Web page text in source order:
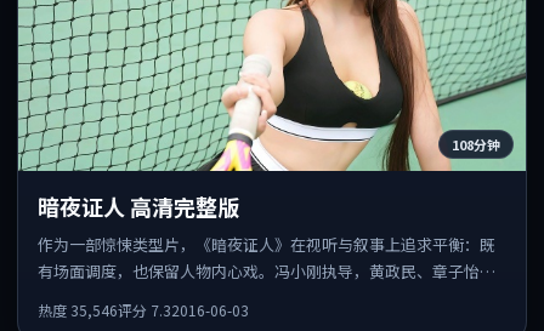
108分钟
暗夜证人 高清完整版
作为一部惊悚类型片，《暗夜证人》在视听与叙事上追求平衡：既
有场面调度，也保留人物内心戏。冯小刚执导，黄政民、章子怡、
热度 35,546评分 7.32016-06-03